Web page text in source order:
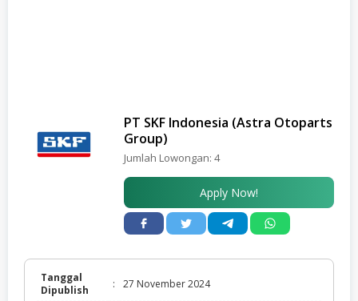
PT SKF Indonesia (Astra Otoparts
Group)
Jumlah Lowongan: 4
Apply Now!
Tanggal
Dipublish
: 27 November 2024